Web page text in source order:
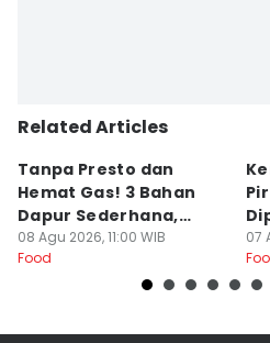
Related Articles
Tanpa Presto dan
Hemat Gas! 3 Bahan
Dapur Sederhana,
Daging Sapi Empuk
Dalam 15 Menit
08 Agu 2026, 11:00 WIB
Food
07